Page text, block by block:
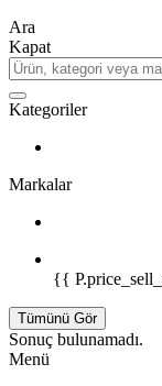
Ara
Kapat
Kategoriler
Markalar
{{
Tümünü Gör
Sonuç bulunamadı.
Menü